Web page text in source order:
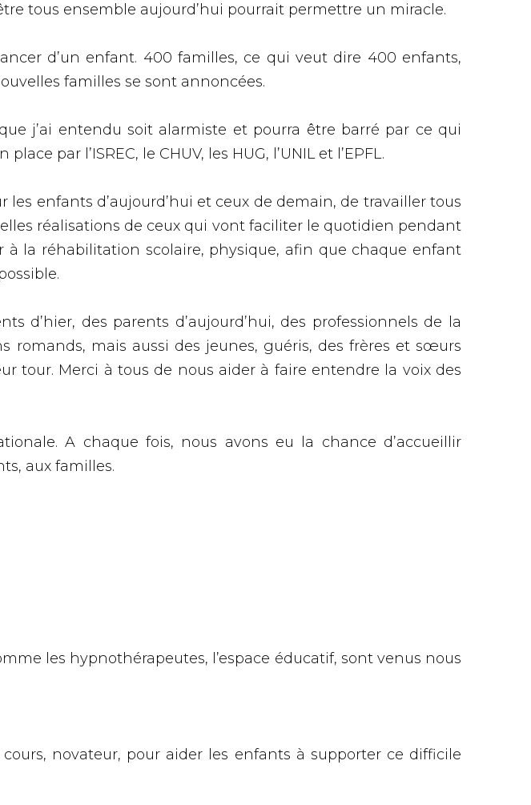
tous ensemble aujourd’hui pourrait permettre un miracle.
d’un enfant. 400 familles, ce qui veut dire 400 enfants,
familles se sont annoncées.
j’ai entendu soit alarmiste et pourra être barré par ce qui
par l’ISREC, le CHUV, les HUG, l’UNIL et l’EPFL.
enfants d’aujourd’hui et ceux de demain, de travailler tous
réalisations de ceux qui vont faciliter le quotidien pendant
à la réhabilitation scolaire, physique, afin que chaque enfant
d’hier, des parents d’aujourd’hui, des professionnels de la
romands, mais aussi des jeunes, guéris, des frères et sœurs
tour. Merci à tous de nous aider à faire entendre la voix des
A chaque fois, nous avons eu la chance d’accueillir
aux familles.
les hypnothérapeutes, l’espace éducatif, sont venus nous
novateur, pour aider les enfants à supporter ce difficile